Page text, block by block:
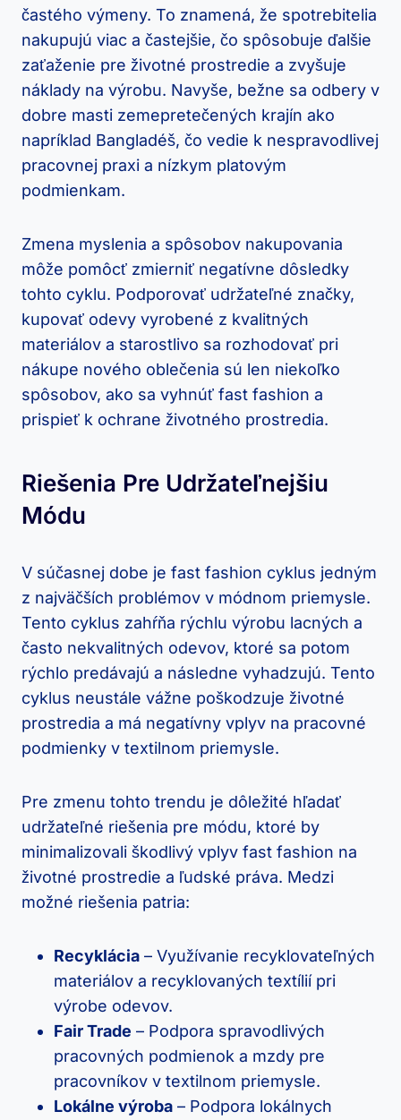
častého výmeny. To znamená, že spotrebitelia
nakupujú viac a častejšie, čo spôsobuje ďalšie
zaťaženie pre životné prostredie a zvyšuje
náklady na výrobu. Navyše, bežne sa odbery v
dobre masti zemepretečených krajín ako
napríklad Bangladéš, čo vedie k nespravodlivej
pracovnej praxi a nízkym platovým
podmienkam.
Zmena myslenia a spôsobov nakupovania
môže pomôcť zmierniť negatívne dôsledky
tohto cyklu. Podporovať udržateľné značky,
kupovať odevy vyrobené z kvalitných
materiálov a starostlivo sa rozhodovať pri
nákupe nového oblečenia sú len niekoľko
spôsobov, ako sa vyhnúť fast fashion a
prispieť k ochrane životného prostredia.
Riešenia Pre Udržateľnejšiu
Módu
V súčasnej dobe je fast fashion cyklus jedným
z najväčších problémov v módnom priemysle.
Tento cyklus zahŕňa rýchlu výrobu lacných a
často nekvalitných odevov, ktoré sa potom
rýchlo predávajú a následne vyhadzujú. Tento
cyklus neustále vážne poškodzuje životné
prostredia a má negatívny vplyv na pracovné
podmienky v textilnom priemysle.
Pre zmenu tohto trendu je dôležité hľadať
udržateľné riešenia pre módu, ktoré by
minimalizovali škodlivý vplyv fast fashion na
životné prostredie a ľudské práva. Medzi
možné riešenia patria:
Recyklácia – Využívanie recyklovateľných
materiálov a recyklovaných textílií pri
výrobe odevov.
Fair Trade – Podpora spravodlivých
pracovných podmienok a mzdy pre
pracovníkov v textilnom priemysle.
Lokálne výroba – Podpora lokálnych